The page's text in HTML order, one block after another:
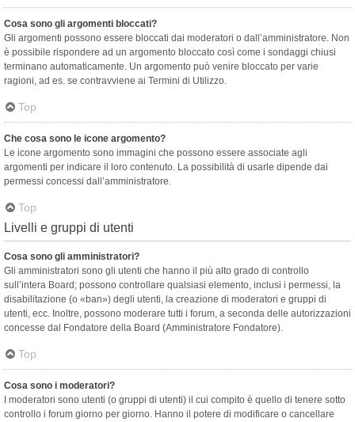
Cosa sono gli argomenti bloccati?
Gli argomenti possono essere bloccati dai moderatori o dall’amministratore. Non
è possibile rispondere ad un argomento bloccato così come i sondaggi chiusi
terminano automaticamente. Un argomento può venire bloccato per varie
ragioni, ad es. se contravviene ai Termini di Utilizzo.
Top
Che cosa sono le icone argomento?
Le icone argomento sono immagini che possono essere associate agli
argomenti per indicare il loro contenuto. La possibilità di usarle dipende dai
permessi concessi dall’amministratore.
Top
Livelli e gruppi di utenti
Cosa sono gli amministratori?
Gli amministratori sono gli utenti che hanno il più alto grado di controllo
sull’intera Board; possono controllare qualsiasi elemento, inclusi i permessi, la
disabilitazione (o «ban») degli utenti, la creazione di moderatori e gruppi di
utenti, ecc. Inoltre, possono moderare tutti i forum, a seconda delle autorizzazioni
concesse dal Fondatore della Board (Amministratore Fondatore).
Top
Cosa sono i moderatori?
I moderatori sono utenti (o gruppi di utenti) il cui compito è quello di tenere sotto
controllo i forum giorno per giorno. Hanno il potere di modificare o cancellare